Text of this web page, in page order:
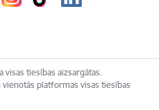
visas tiesības aizsargātas.
platformas visas tiesības